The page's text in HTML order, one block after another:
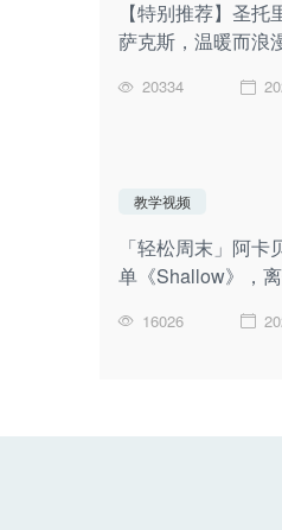
【特别推荐】圣托
萨克斯，温暖而浪
20334
教学视频
「轻松周末」阿卡
单《Shallow》，
16026